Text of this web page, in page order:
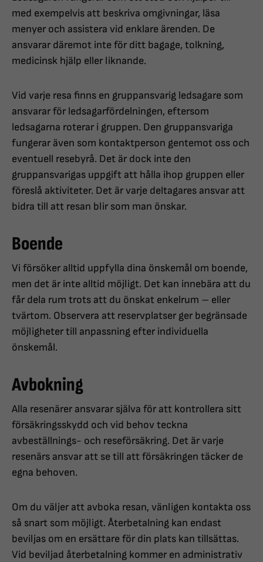
med exempelvis att beskriva omgivningar, läsa
menyer och assistera vid enklare ärenden. De
ansvarar däremot inte för ditt bagage, tolkning,
medicinsk hjälp eller liknande.
Vid varje resa finns en gruppansvarig ledsagare som
ansvarar för ledsagarfördelningen, eftersom
ledsagarna roterar i gruppen. Den gruppansvariga
fungerar även som kontaktperson gentemot oss och
eventuell resebyrå. Det är dock inte den
gruppansvarigas uppgift att hålla ihop gruppen eller
föreslå aktiviteter. Det är varje deltagares ansvar att
bidra till att resan blir som man önskar.
Boende
Vi försöker alltid uppfylla dina önskemål om boende,
men det är inte alltid möjligt. Det kan innebära att du
får dela rum trots att du önskat enkelrum – eller
tvärtom. Observera att reservplatser ger begränsade
möjligheter till anpassning efter individuella
önskemål.
Avbokning
Alla resenärer ansvarar själva för att kontrollera sitt
försäkringsskydd och vid behov teckna
avbeställnings- och reseförsäkring. Det är varje
resenärs ansvar att se till att försäkringen täcker de
egna behoven.
Om du väljer att avboka resan, vänligen kontakta oss
så snart som möjligt. Återbetalning kan endast
beviljas om en ersättare för din plats kan tillsättas.
Vid beviljad återbetalning kommer en administrativ